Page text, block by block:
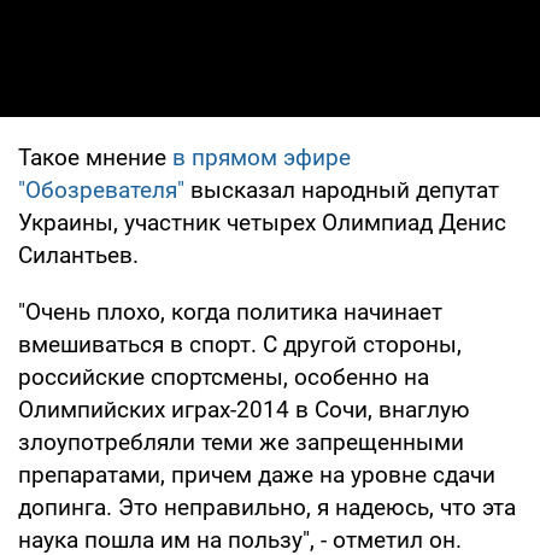
Такое мнение в прямом эфире
"Обозревателя" высказал народный депутат
Украины, участник четырех Олимпиад Денис
Силантьев.
"Очень плохо, когда политика начинает
вмешиваться в спорт. С другой стороны,
российские спортсмены, особенно на
Олимпийских играх-2014 в Сочи, внаглую
злоупотребляли теми же запрещенными
препаратами, причем даже на уровне сдачи
допинга. Это неправильно, я надеюсь, что эта
наука пошла им на пользу", - отметил он.